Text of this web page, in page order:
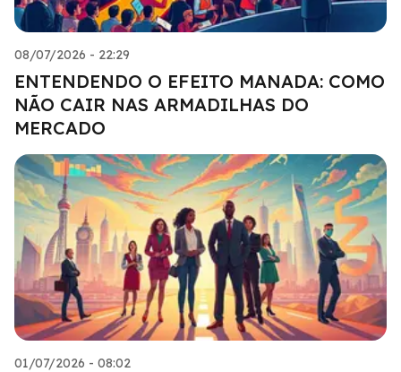
08/07/2026 - 22:29
ENTENDENDO O EFEITO MANADA: COMO
NÃO CAIR NAS ARMADILHAS DO
MERCADO
01/07/2026 - 08:02